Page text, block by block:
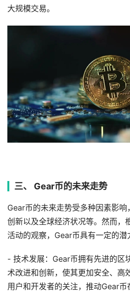
大规模交易。
三、 Gear币的未来走势
Gear币的未来走势受多种因素影响
创新以及全球经济状况等。然而，
活动的观察，Gear币具有一定的潜
- 技术发展：Gear币拥有先进的区
术改进和创新，使其更加安全、高
用户和开发者的关注，推动Gear币